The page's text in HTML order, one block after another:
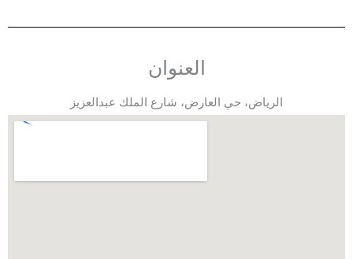
العنوان
الرياض، حي العارض، شارع الملك عبدالعزيز